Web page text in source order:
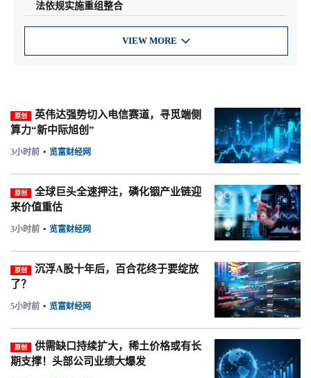
法依规实施重组整合
VIEW MORE 
原创
英伟达强势切入电信赛道，寻觅端侧
算力“新中际旭创”
3小时前 • 览富财经网
原创
全球巨头全速押注，磷化铟产业链迎
来价值重估
3小时前 • 览富财经网
原创
沉浮A股十年后，百合花终于要绽放
了？
5小时前 • 览富财经网
原创
供需缺口持续扩大，稀土价格或有长
期支撑！头部公司业绩大爆发